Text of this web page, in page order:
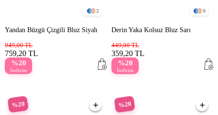
2
Yandan Büzgü Çizgili Bluz Siyah
759,20 TL
949,00 TL
%20
İndirim
9
Derin Yaka Kolsuz Bluz Sarı
359,20 TL
449,00 TL
%20
İndirim
%20 %20